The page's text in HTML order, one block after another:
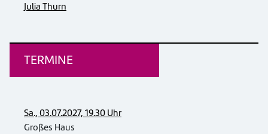
Julia Thurn
TERMINE
Sa., 03.07.2027, 19.30 Uhr
Großes Haus